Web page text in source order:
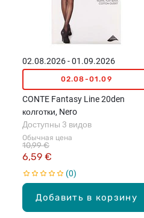
Добавить в корзину
02.08.2026 - 01.09.2026
02.08-01.09
CONTE Fantasy Line 20den
колготки, Nero
Обычная цена
6,59 €
10,99 €
Доступны 3 видов
0